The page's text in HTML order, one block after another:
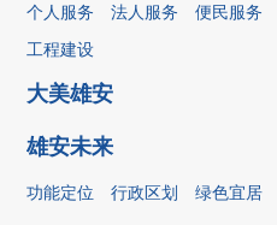
个人服务 法人服务 便民服务
工程建设
大美雄安
雄安未来
功能定位 行政区划 绿色宜居